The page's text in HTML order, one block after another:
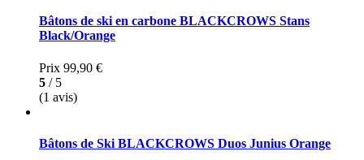
Bâtons de ski en carbone BLACKCROWS Stans
Black/Orange
Prix 99,90 €
5 / 5
(1 avis)
Bâtons de Ski BLACKCROWS Duos Junius Orange